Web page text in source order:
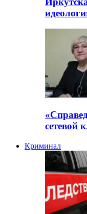
сетевой
Криминал